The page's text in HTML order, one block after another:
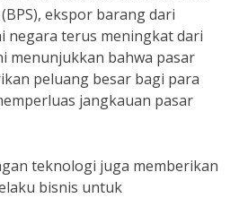
ekspor barang dari
negara terus meningkat dari
menunjukkan bahwa pasar
peluang besar bagi para
jangkauan pasar
teknologi juga memberikan
bisnis untuk